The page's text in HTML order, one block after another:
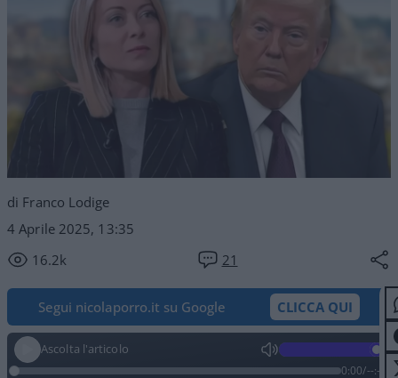
di Franco Lodige
4 Aprile 2025, 13:35
16.2k
21
Segui nicolaporro.it su Google CLICCA QUI
Ascolta l'articolo
0:00/--:--